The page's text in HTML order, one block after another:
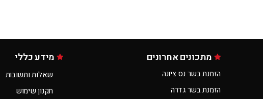
מתכונים אחרונים
הזמנת בשר נס ציונה
הזמנת בשר גדרה
מידע כללי
שאלות ותשובות
תקנון שימוש